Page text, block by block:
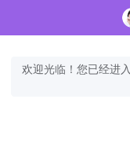
欢迎光临！您已经进